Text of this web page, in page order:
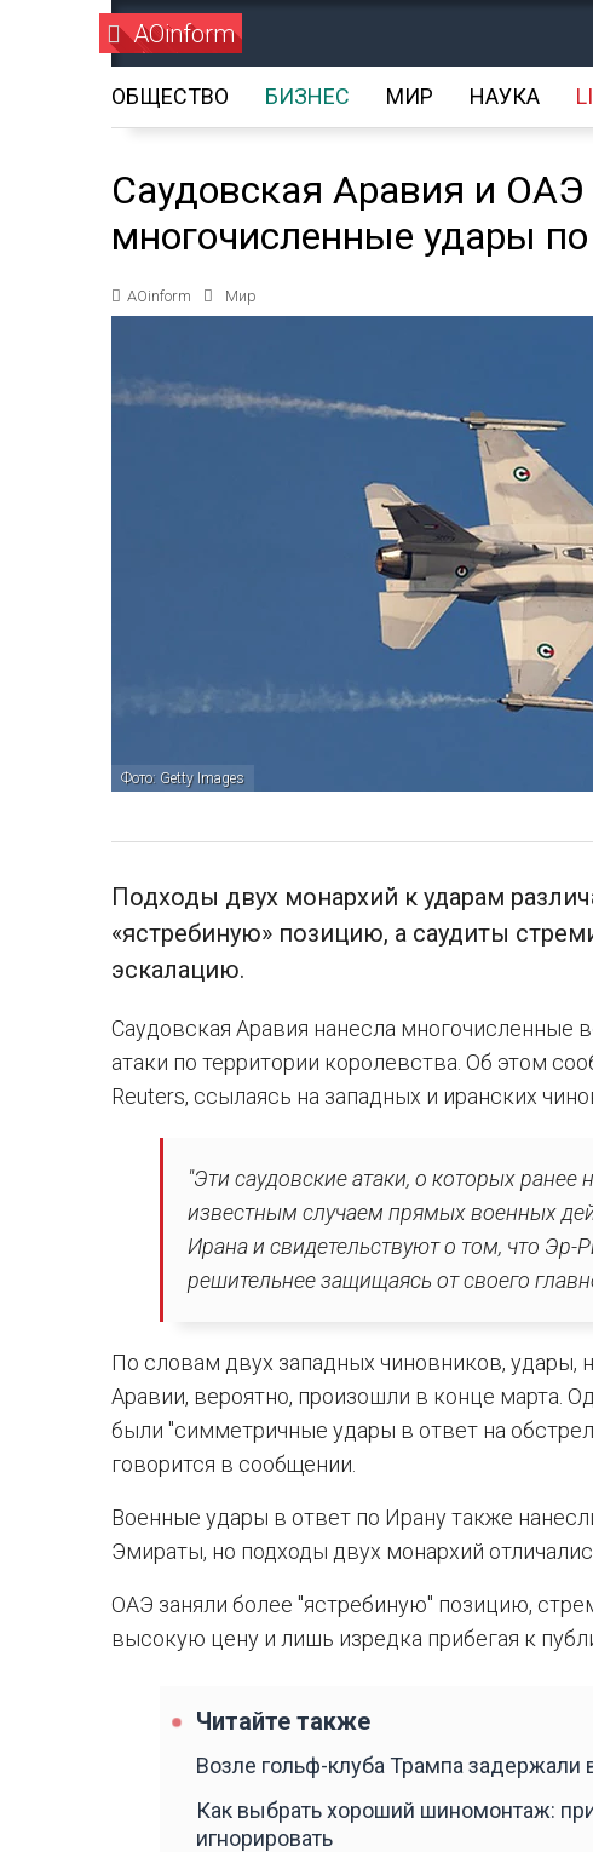
AOinform
ОБЩЕСТВО БИЗНЕС МИР НАУКА
Саудовская Аравия и ОАЭ
многочисленные удары
AOinform Мир
Фото: Getty Images
Подходы двух монархий к ударам
«ястребиную» позицию, а саудиты
эскалацию.
Саудовская Аравия нанесла многочисленные
атаки по территории королевства. Об этом
Reuters, ссылаясь на западных и иранских
"Эти саудовские атаки, о которых
известным случаем прямых военных
Ирана и свидетельствуют о том, что
решительнее защищаясь от своего
По словам двух западных чиновников, удары,
Аравии, вероятно, произошли в конце марта.
были "симметричные удары в ответ на
говорится в сообщении.
Военные удары в ответ по Ирану также
Эмираты, но подходы двух монархий
ОАЭ заняли более "ястребиную" позицию,
высокую цену и лишь изредка прибегая к
Читайте также
Возле гольф-клуба Трампа задержали
Как выбрать хороший шиномонтаж:
игнорировать